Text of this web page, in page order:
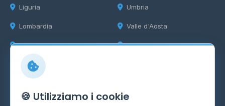
Liguria
Lombardia
Marche
Umbria
Valle d'Aosta
Veneto
Info
Cos'è il GPL
🍪 Utilizziamo i cookie